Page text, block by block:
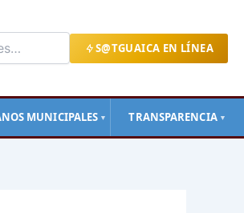
S@TGUAICA EN LÍNEA
MUNICIPALES ▼ TRANSPARENCIA ▼